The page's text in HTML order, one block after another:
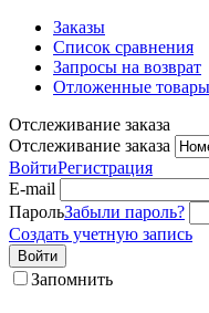
Заказы
Список сравнения
Запросы на возврат
Отложенные товары
Отслеживание заказа
Отслеживание заказа
ВойтиРегистрация
E-mail
ПарольЗабыли пароль?
Создать учетную запись
Войти
Запомнить